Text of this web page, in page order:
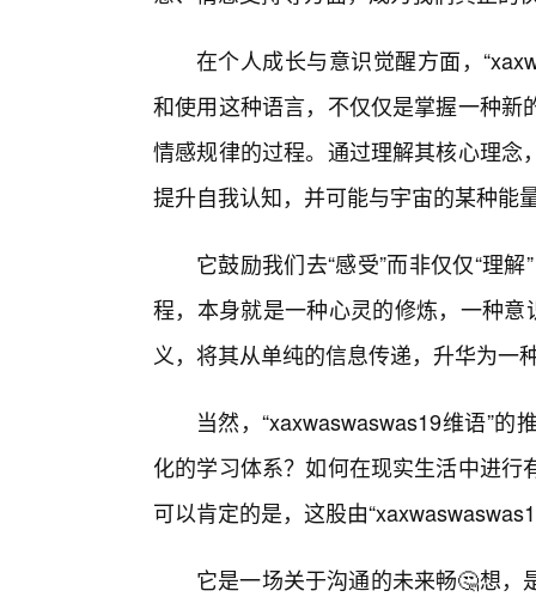
在个人成长与意识觉醒方面，
和使用这种语言，不仅仅是掌握一种
情感规律的过程。通过理解其核心理
提升自我认知，并可能与宇宙的某种能
它鼓励我们去“感受”而非仅仅“理
程，本身就是一种心灵的修炼，一种
义，将其从单纯的信息传递，升华为一
当然，“xaxwaswaswas19维语”
化的学习体系？如何在现实生活中进
可以肯定的是，这股由
它是一场关于沟通的未来畅🤔想